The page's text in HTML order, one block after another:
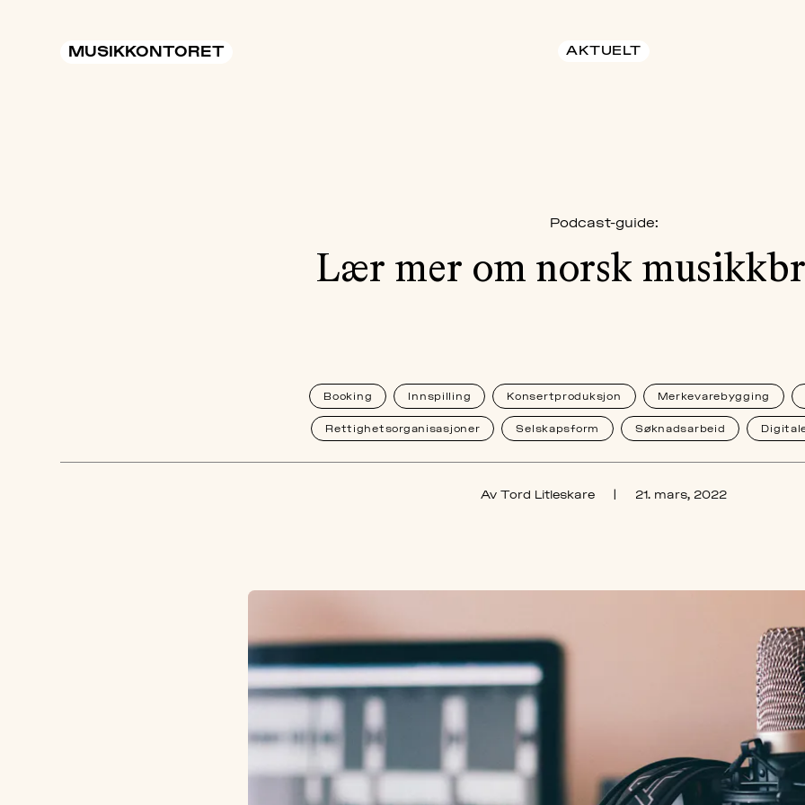
MUSIKKONTORET AKTUELT
Podcast-guide:
Lær mer om norsk
Booking Innspilling Konsertproduksjon Merkevarebygging
Rettighetsorganisasjoner Selskapsform Søknadsarbeid
Av Tord Litleskare 21. mars, 2022